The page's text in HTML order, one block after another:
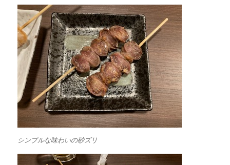
シンプルな味わいの砂ズリ